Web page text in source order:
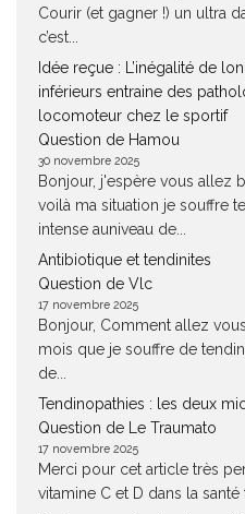
Courir (et gagner !) un ultra
c’est...
Idée reçue : L’inégalité de
inférieurs entraine des
locomoteur chez le sportif
Question de Hamou
30 novembre 2025
Bonjour, j'espère vous allez
voilà ma situation je souffre
intense auniveau de...
Antibiotique et tendinites
Question de Vlc
17 novembre 2025
Bonjour, Comment allez
mois que je souffre de
de...
Tendinopathies : les deux
Question de Le Traumato
17 novembre 2025
Merci pour cet article très
vitamine C et D dans la santé